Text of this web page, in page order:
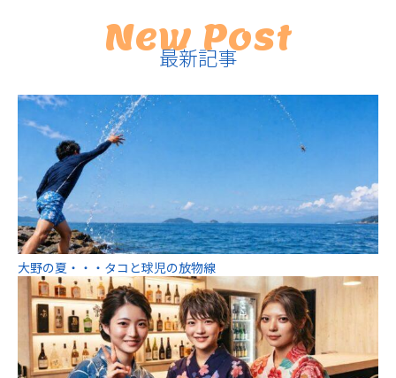
New Post
最新記事
大野の夏・・・タコと球児の放物線